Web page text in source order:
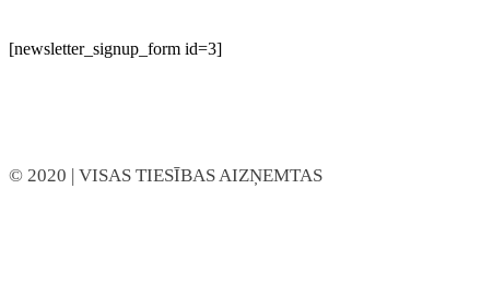
[newsletter_signup_form id=3]
© 2020 | VISAS TIESĪBAS AIZŅEMTAS